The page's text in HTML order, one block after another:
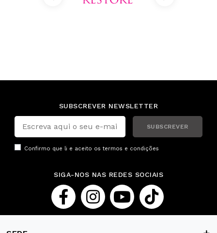
SUBSCREVER NEWSLETTER
SUBSCREVER
Confirmo que li e aceito os termos e condições
SIGA-NOS NAS REDES SOCIAIS